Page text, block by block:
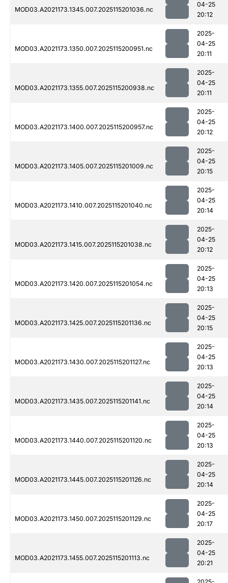
MOD03.A2021173.1345.007.2025115201036.nc
04-25
20:12
MOD03.A2021173.1350.007.2025115200951.nc
2025-
04-25
20:11
MOD03.A2021173.1355.007.2025115200938.nc
2025-
04-25
20:11
MOD03.A2021173.1400.007.2025115200957.nc
2025-
04-25
20:12
MOD03.A2021173.1405.007.2025115201009.nc
2025-
04-25
20:15
MOD03.A2021173.1410.007.2025115201040.nc
2025-
04-25
20:14
MOD03.A2021173.1415.007.2025115201038.nc
2025-
04-25
20:12
MOD03.A2021173.1420.007.2025115201054.nc
2025-
04-25
20:13
MOD03.A2021173.1425.007.2025115201136.nc
2025-
04-25
20:15
MOD03.A2021173.1430.007.2025115201127.nc
2025-
04-25
20:13
MOD03.A2021173.1435.007.2025115201141.nc
2025-
04-25
20:14
MOD03.A2021173.1440.007.2025115201120.nc
2025-
04-25
20:13
MOD03.A2021173.1445.007.2025115201126.nc
2025-
04-25
20:14
MOD03.A2021173.1450.007.2025115201129.nc
2025-
04-25
20:17
MOD03.A2021173.1455.007.2025115201113.nc
2025-
04-25
20:21